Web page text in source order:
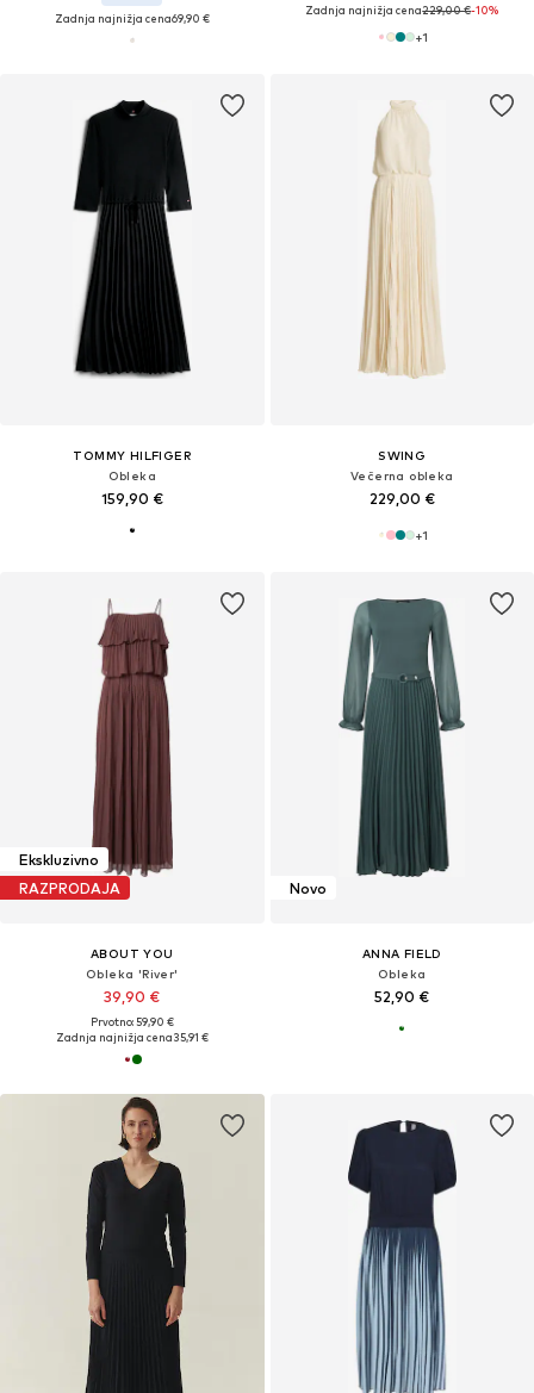
Zadnja najnižja cena69,90 €
Zadnja najnižja cena229,00 €-10%
+1
TOMMY HILFIGER
Obleka
159,90 €
SWING
Večerna obleka
229,00 €
+1
Ekskluzivno
RAZPRODAJA
ABOUT YOU
Obleka 'River'
39,90 €
Prvotno: 59,90 €
Zadnja najnižja cena35,91 €
Novo
ANNA FIELD
Obleka
52,90 €